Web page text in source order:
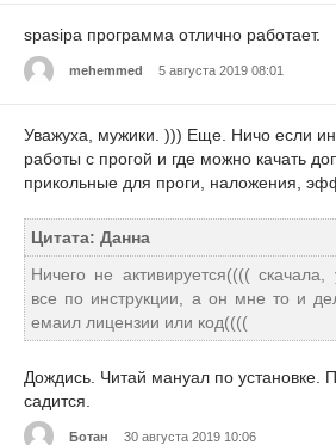
spasipa программа отлично работает.
mehemmed 5 августа 2019 08:01
Уважуха, мужики. ))) Еще. Ничо если
работы с прогой и где можно качать
прикольные для проги, наложения,
Цитата: Данна
Ничего не активируется(((( скачала,
все по инструкции, а он мне то и
емаил лицензии или код((((
Дождись. Читай мануал по установке.
садится.
Ботан 30 августа 2019 10:06